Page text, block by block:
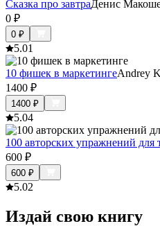
Сказка про завтраДенис
0 ₽
0 ₽
5.01
10 фишек в маркетингеAndrey
1400 ₽
1400 ₽
5.04
100 авторских упражнений для
600 ₽
600 ₽
5.02
Издай свою книгу